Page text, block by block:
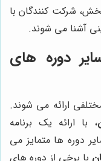
شرکت کنندگان با
آشنا می شوند.
دوره های
ارائه می شوند.
، با ارائه یک برنامه
دوره ها متمایز می
با برخی از دوره های